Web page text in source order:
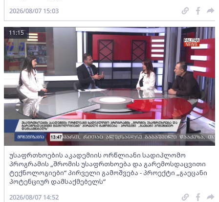
2026/08/07 15:03
უსაფრთხოების აკადემიის ორწლიანი სადიპლომო
პროგრამის „შრომის უსაფრთხოება და გარემოსდაცვითი
ტექნოლოგიები“ პირველი გამოშვება - პროექტი „გაეცანი
პოტენციურ დამსაქმებელს“
11:15
2026/08/07 14:52